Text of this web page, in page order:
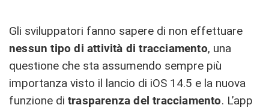
Gli sviluppatori fanno sapere di non effettuare
nessun tipo di attività di tracciamento, una
questione che sta assumendo sempre più
importanza visto il lancio di iOS 14.5 e la nuova
funzione di trasparenza del tracciamento. L’app